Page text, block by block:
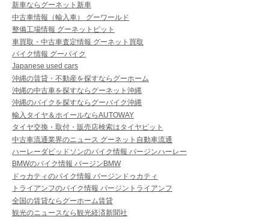
新車ならグーネット新車
中古車情報（輸入車） グーワールド
整備工場情報 グーネットピット
車買取・中古車査定情報 グーネット買取
バイク情報 グーバイク
Japanese used cars
沖縄の賃貸・不動産を探すならグーホーム
沖縄の中古車を探すならグーネット沖縄
沖縄のバイクを探すならグーバイク沖縄
輸入タイヤ＆ホイールならAUTOWAY
タイヤ交換・取付・販売店検索はタイヤピット
中古車流通業界のニュース グーネット自動車流通
ハーレーダビッドソンのバイク情報 バージンハーレー
BMWのバイク情報 バージンBMW
ドゥカティのバイク情報 バージンドゥカティ
トライアンフのバイク情報 バージントライアンフ
全国の賃貸ならグーホーム賃貸
観光のニュースなら観光経済新聞社